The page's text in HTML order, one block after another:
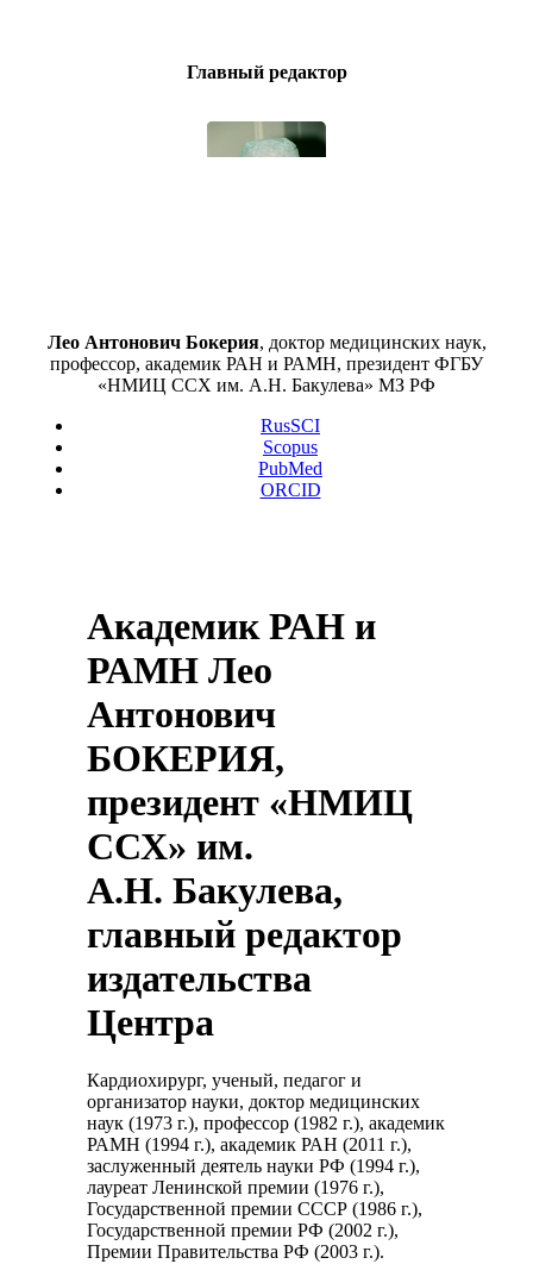
Главный редактор
Лео Антонович Бокерия, доктор медицинских наук,
профессор, академик РАН и РАМН, президент ФГБУ
«НМИЦ ССХ им. А.Н. Бакулева» МЗ РФ
RusSCI
Scopus
PubMed
ORCID
Академик РАН и
РАМН Лео
Антонович
БОКЕРИЯ,
президент «НМИЦ
ССХ» им.
А.Н. Бакулева,
главный редактор
издательства
Центра
Кардиохирург, ученый, педагог и
организатор науки, доктор медицинских
наук (1973 г.), профессор (1982 г.), академик
РАМН (1994 г.), академик РАН (2011 г.),
заслуженный деятель науки РФ (1994 г.),
лауреат Ленинской премии (1976 г.),
Государственной премии СССР (1986 г.),
Государственной премии РФ (2002 г.),
Премии Правительства РФ (2003 г.).